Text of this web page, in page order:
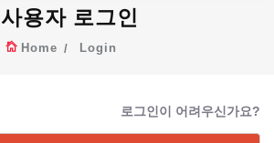
사용자 로그인
Home Login
로그인이 어려우신가요?